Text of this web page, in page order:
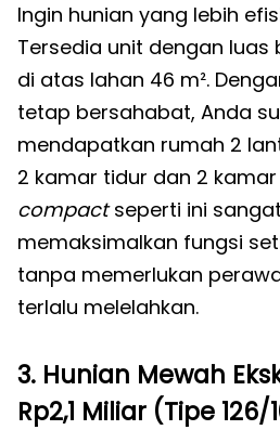
Ingin hunian yang lebih
Tersedia unit dengan luas
di atas lahan 46 m².
tetap bersahabat, Anda
mendapatkan rumah 2
2 kamar tidur dan 2 kamar
compactseperti ini
memaksimalkan fungsi
tanpa memerlukan
terlalu melelahkan.
3. Hunian Mewah
Rp2,1 Miliar (Tipe 126/